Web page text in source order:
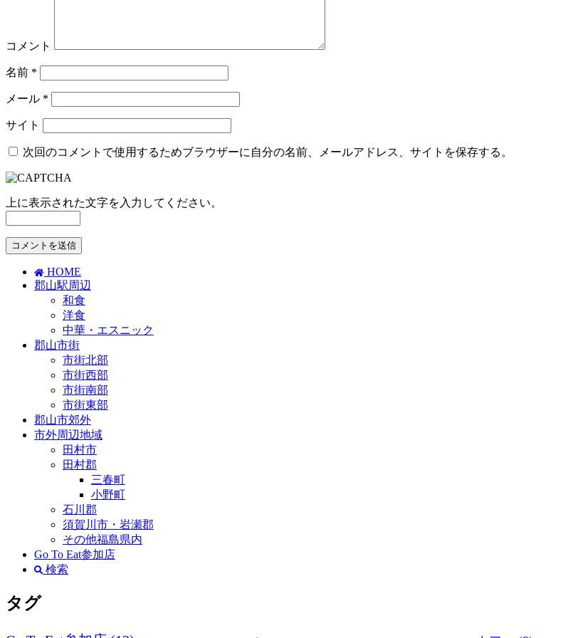
コメント
名前 *
メール *
サイト
次回のコメントで使用するためブラウザーに自分の名前、メールアドレス、サイトを保存する。
上に表示された文字を入力してください。
HOME
郡山駅周辺
和食
洋食
中華・エスニック
郡山市街
市街北部
市街西部
市街南部
市街東部
郡山市郊外
市外周辺地域
田村市
田村郡
三春町
小野町
石川郡
須賀川市・岩瀬郡
その他福島県内
Go To Eat参加店
検索
タグ